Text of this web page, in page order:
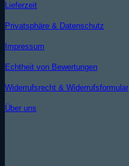
Lieferzeit
Privatsphäre & Datenschutz
Impressum
Echtheit von Bewertungen
Widerrufsrecht & Widerrufsformular
Über uns